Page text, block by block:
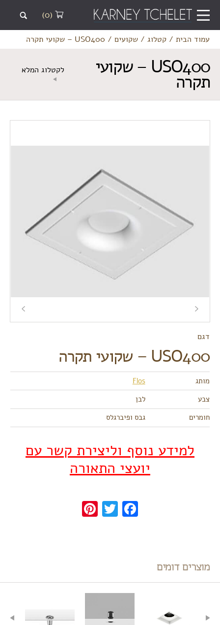
(0)
עמוד הבית/ קטלוג/ שקועים/ USO400 – שקועי תקרה
USO400 – שקועי
תקרה לקטלוג המלא
דגם
USO400 – שקועי תקרה
מותג
Flos
צבע
לבן
חומרים
גבס ופיברגלס
למידע נוסף וליצירת קשר עם
יועצי התאורה
Facebook
Twitter
Pinterest
מוצרים דומים